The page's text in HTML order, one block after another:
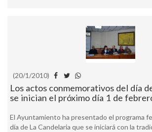
(20/1/2010)
Los actos conmemorativos del día
se inician el próximo día 1 de
El Ayuntamiento ha presentado el programa
día de La Candelaria que se iniciará con la